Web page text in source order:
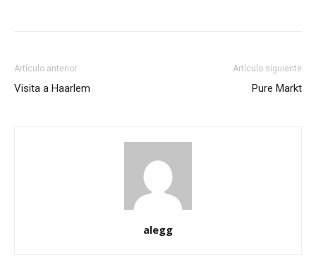
Artículo anterior
Visita a Haarlem
Artículo siguiente
Pure Markt
alegg